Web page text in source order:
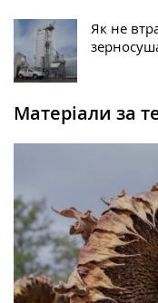
Як не
Матеріали за